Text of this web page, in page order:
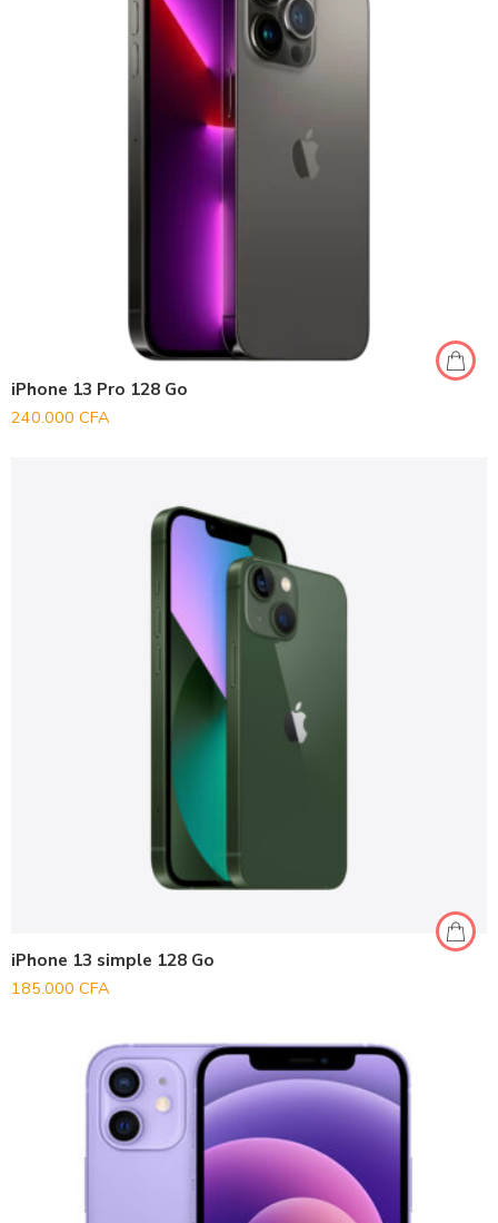
iPhone 13 Pro 128 Go
240.000 CFA
iPhone 13 simple 128 Go
185.000 CFA